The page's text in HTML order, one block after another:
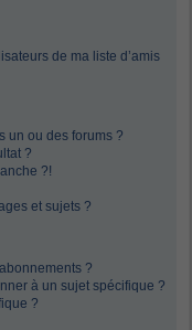
de ma liste d’amis
un ou des forums ?
?
?!
et sujets ?
?
à un sujet spécifique ?
?